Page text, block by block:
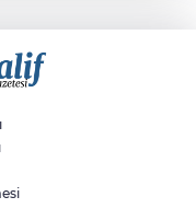
engellilik,